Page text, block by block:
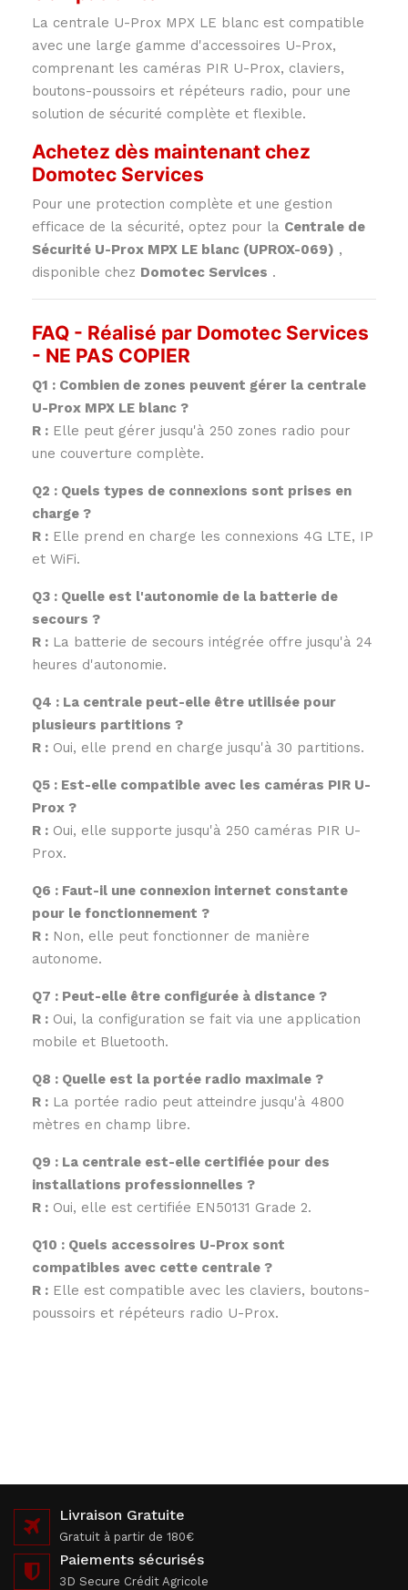
La centrale U-Prox MPX LE blanc est compatible
avec une large gamme d'accessoires U-Prox,
comprenant les caméras PIR U-Prox, claviers,
boutons-poussoirs et répéteurs radio, pour une
solution de sécurité complète et flexible.
Achetez dès maintenant chez
Domotec Services
Pour une protection complète et une gestion
efficace de la sécurité, optez pour la Centrale de
Sécurité U-Prox MPX LE blanc (UPROX-069) ,
disponible chez Domotec Services .
FAQ - Réalisé par Domotec Services
- NE PAS COPIER
Q1 : Combien de zones peuvent gérer la centrale
U-Prox MPX LE blanc ?
R : Elle peut gérer jusqu'à 250 zones radio pour
une couverture complète.
Q2 : Quels types de connexions sont prises en
charge ?
R : Elle prend en charge les connexions 4G LTE, IP
et WiFi.
Q3 : Quelle est l'autonomie de la batterie de
secours ?
R : La batterie de secours intégrée offre jusqu'à 24
heures d'autonomie.
Q4 : La centrale peut-elle être utilisée pour
plusieurs partitions ?
R : Oui, elle prend en charge jusqu'à 30 partitions.
Q5 : Est-elle compatible avec les caméras PIR U-
Prox ?
R : Oui, elle supporte jusqu'à 250 caméras PIR U-
Prox.
Q6 : Faut-il une connexion internet constante
pour le fonctionnement ?
R : Non, elle peut fonctionner de manière
autonome.
Q7 : Peut-elle être configurée à distance ?
R : Oui, la configuration se fait via une application
mobile et Bluetooth.
Q8 : Quelle est la portée radio maximale ?
R : La portée radio peut atteindre jusqu'à 4800
mètres en champ libre.
Q9 : La centrale est-elle certifiée pour des
installations professionnelles ?
R : Oui, elle est certifiée EN50131 Grade 2.
Q10 : Quels accessoires U-Prox sont
compatibles avec cette centrale ?
R : Elle est compatible avec les claviers, boutons-
poussoirs et répéteurs radio U-Prox.
Livraison Gratuite
Gratuit à partir de 180€
Paiements sécurisés
3D Secure Crédit Agricole